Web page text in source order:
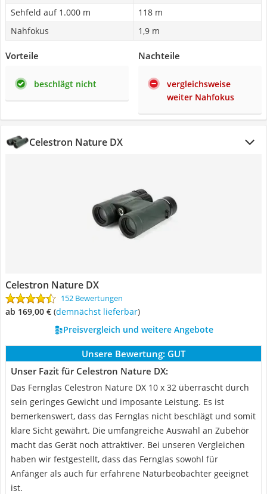
Sehfeld auf 1.000 m
118 m
Nahfokus
1,9 m
Vorteile
beschlägt nicht
Nachteile
vergleichsweise
weiter Nahfokus
Celestron Nature DX
Celestron Nature DX
152 Bewertungen
ab 169,00 € ( Demnächst lieferbar)
Preisvergleich und weitere Angebote
Unsere Bewertung: GUT
Unser Fazit für Celestron Nature DX:
Das Fernglas Celestron Nature DX 10 x 32 überrascht durch
sein geringes Gewicht und imposante Leistung. Es ist
bemerkenswert, dass das Fernglas nicht beschlägt und somit
klare Sicht gewährt. Die umfangreiche Auswahl an Zubehör
macht das Gerät noch attraktiver. Bei unseren Vergleichen
haben wir festgestellt, dass das Fernglas sowohl für
Anfänger als auch für erfahrene Naturbeobachter geeignet
ist.